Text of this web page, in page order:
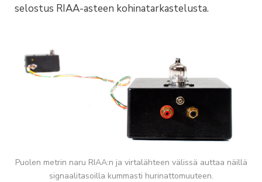
selostus RIAA-asteen kohinatarkastelusta.
Puolen metrin naru RIAA:n ja virtalähteen välissä auttaa näillä
signaalitasoilla kummasti hurinattomuuteen.